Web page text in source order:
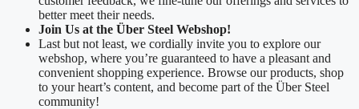
better meet their needs.
Join Us at the Über Steel Webshop!
Last but not least, we cordially invite you to explore our
webshop, where you’re guaranteed to have a pleasant and
convenient shopping experience. Browse our products, shop
to your heart’s content, and become part of the Über Steel
community!